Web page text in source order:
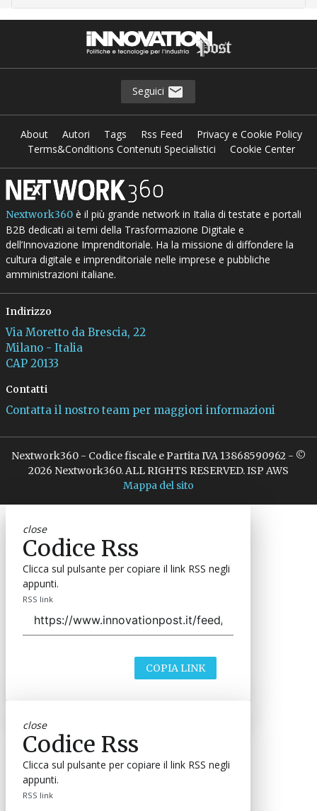
Seguici
About Autori Tags Rss Feed
Privacy e Cookie Policy
Terms&Conditions Contenuti Specialistici
Cookie Center
Nextwork360è il più grande network in Italia di testate e portali
B2B dedicati ai temi della Trasformazione Digitale e
dell’Innovazione Imprenditoriale. Ha la missione di diffondere la
cultura digitale e imprenditoriale nelle imprese e pubbliche
amministrazioni italiane.
Indirizzo
Via Moretto da Brescia, 22
Milano - Italia
CAP 20133
Contatti
Contatta il nostro team per maggiori informazioni
Nextwork360 - Codice fiscale e Partita IVA 13868590962 - ©
2026 Nextwork360. ALL RIGHTS RESERVED. ISP AWS
Mappa del sito
close
Codice Rss
Clicca sul pulsante per copiare il link RSS negli
appunti.
RSS link
COPIA LINK
close
Codice Rss
Clicca sul pulsante per copiare il link RSS negli
appunti.
RSS link